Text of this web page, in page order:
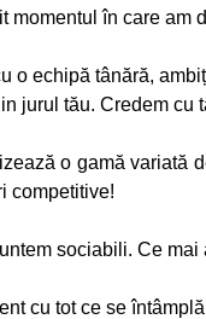
momentul în care am
o echipă tânără,
jurul tău. Credem cu
o gamă variată
competitive!
sociabili. Ce
cu tot ce se